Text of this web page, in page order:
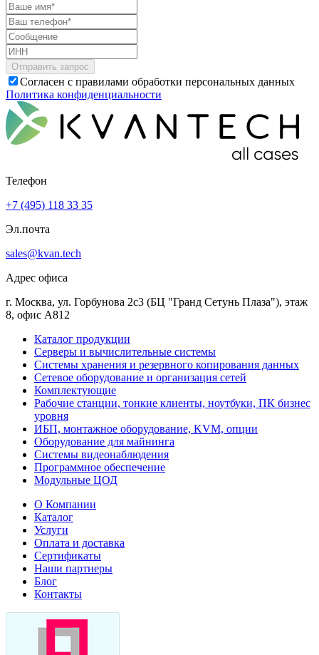
Согласен с правилами обработки персональных данных
Политика конфиденциальности
Телефон
+7 (495) 118 33 35
Эл.почта
sales@kvan.tech
Адрес офиса
г. Москва, ул. Горбунова 2с3 (БЦ "Гранд Сетунь Плаза"), этаж
8, офис А812
Каталог продукции
Серверы и вычислительные системы
Системы хранения и резервного копирования данных
Сетевое оборудование и организация сетей
Комплектующие
Рабочие станции, тонкие клиенты, ноутбуки, ПК бизнес
уровня
ИБП, монтажное оборудование, KVM, опции
Оборудование для майнинга
Системы видеонаблюдения
Программное обеспечение
Модульные ЦОД
О Компании
Каталог
Услуги
Оплата и доставка
Сертификаты
Наши партнеры
Блог
Контакты